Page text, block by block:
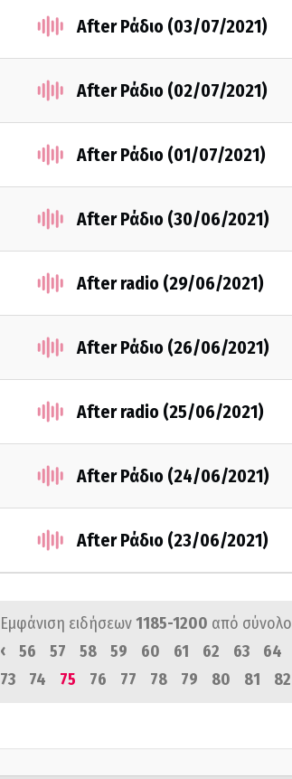
After Ράδιο (03/07/2021)
After Ράδιο (02/07/2021)
After Ράδιο (01/07/2021)
After Ράδιο (30/06/2021)
After radio (29/06/2021)
After Ράδιο (26/06/2021)
After radio (25/06/2021)
After Ράδιο (24/06/2021)
After Ράδιο (23/06/2021)
Εμφάνιση ειδήσεων1185-1200 από σύνολο
‹
56 57 58 59 60 61 62 63 64
73
74 75 76 77 78 79 80 81 82